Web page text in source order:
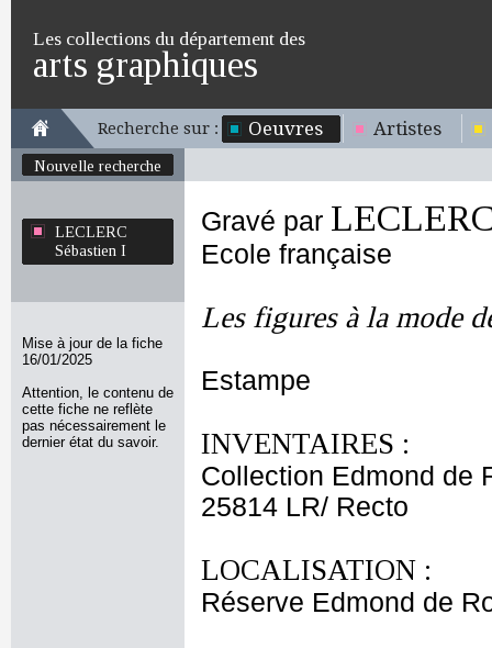
Les collections du département des
arts graphiques
Recherche sur : Oeuvres Artistes
Nouvelle recherche
LECLERC
Sébastien I
Mise à jour de la fiche
16/01/2025
Attention, le contenu de
cette fiche ne reflète
pas nécessairement le
dernier état du savoir.
Gravé par
Ecole française
Les figures à la mode
Estampe
INVENTAIRES :
Collection Edmond de
25814 LR/ Recto
LOCALISATION :
Réserve Edmond de